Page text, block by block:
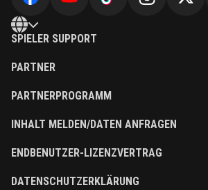
SPIELER SUPPORT
PARTNER
PARTNERPROGRAMM
INHALT MELDEN/DATEN ANFRAGEN
ENDBENUTZER-LIZENZVERTRAG
DATENSCHUTZERKLÄRUNG